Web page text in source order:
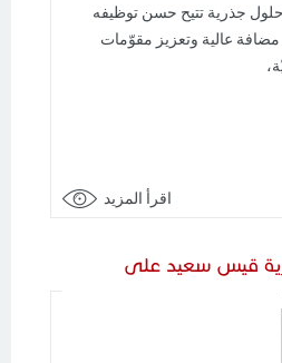
حلول جذرية تتيح حسن توظيفه
عالية وتعزيز مقوّمات
اقرأ المزيد
قيس سعيد على